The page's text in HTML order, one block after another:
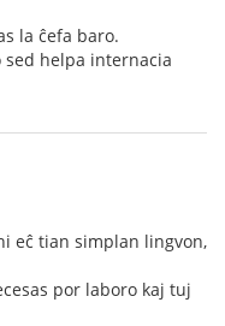
la ĉefa baro.
sed helpa internacia
eĉ tian simplan lingvon,
por laboro kaj tuj